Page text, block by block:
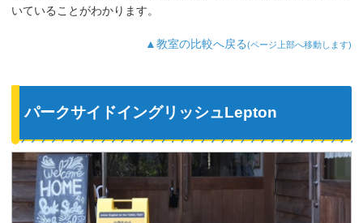
いていることがわかります。
▲教室の比較へ戻る(ページ上部へ移動します)
パークサイドイングリッシュLepton